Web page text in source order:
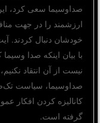
صداوسیما سعی کرد،
ارزشمند را در جهت
خودشان دنبال کردند.
با بیان اینکه صدا
نیست از آن انتقاد
صداوسیما، سیاست
کانالیزه کردن افکار
گرفته است.